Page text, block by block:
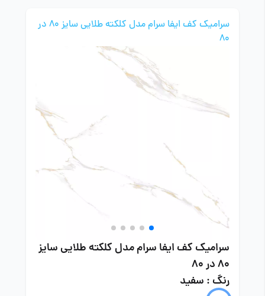
سرامیک کف ایفا سرام مدل کلکته طلایی سایز 80 در
80
سرامیک کف ایفا سرام مدل کلکته طلایی سایز
80 در 80
رنگ : سفید